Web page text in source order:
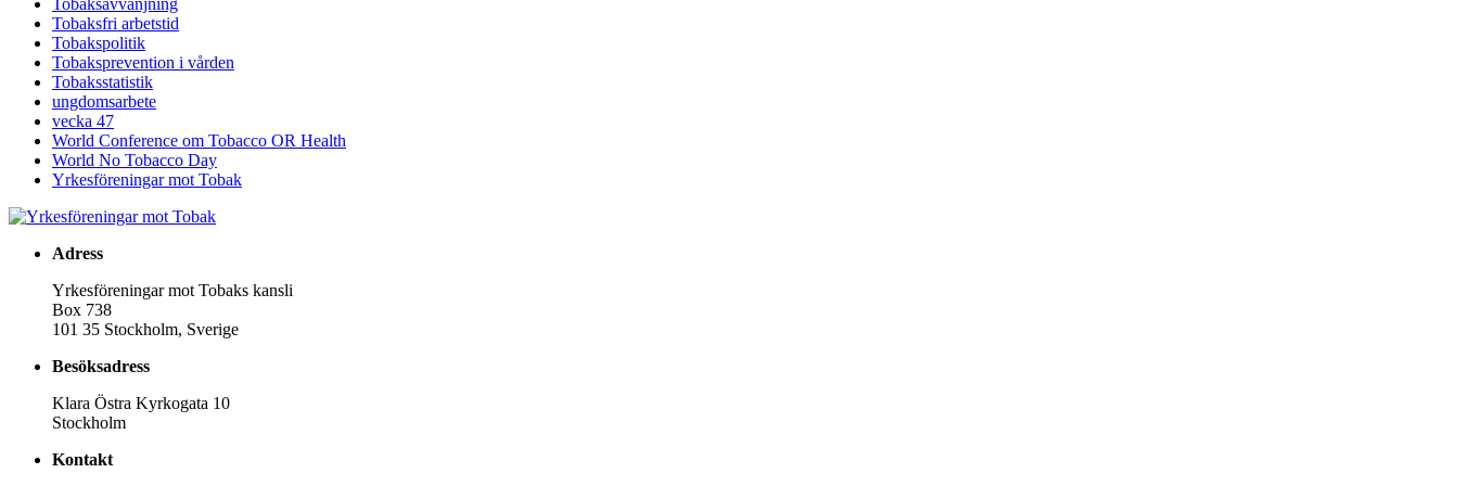
Tobaksfri arbetstid
Tobakspolitik
Tobaksprevention i vården
Tobaksstatistik
ungdomsarbete
vecka 47
World Conference om Tobacco OR Health
World No Tobacco Day
Yrkesföreningar mot Tobak
Adress
Yrkesföreningar mot Tobaks kansli
Box 738
101 35 Stockholm, Sverige
Besöksadress
Klara Östra Kyrkogata 10
Stockholm
Kontakt